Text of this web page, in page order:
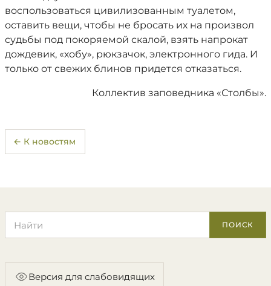
воспользоваться цивилизованным туалетом,
оставить вещи, чтобы не бросать их на произвол
судьбы под покоряемой скалой, взять напрокат
дождевик, «хобу», рюкзачок, электронного гида. И
только от свежих блинов придется отказаться.
Коллектив заповедника «Столбы».
← К новостям
ПОИСК
Версия для слабовидящих